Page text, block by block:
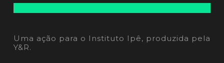
Uma ação para o Instituto Ipê, produzida pela
Y&R.